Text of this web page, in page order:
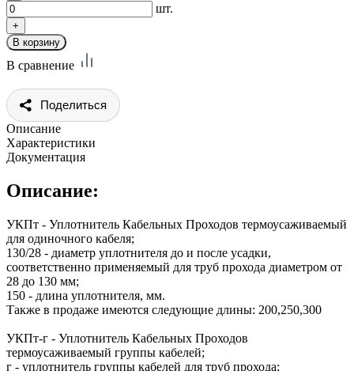
шт.
В сравнение
Поделиться
Описание
Характеристики
Документация
Описание:
УКПт - Уплотнитель Кабельных Проходов термоусаживаемый
для одиночного кабеля;
130/28 - диаметр уплотнителя до и после усадки,
соответственно применяемый для труб прохода диаметром от
28 до 130 мм;
150 - длина уплотнителя, мм.
Также в продаже имеются следующие длины: 200,250,300
УКПт-г - Уплотнитель Кабельных Проходов
термоусаживаемый группы кабелей;
г - уплотнитель группы кабелей для труб прохода;